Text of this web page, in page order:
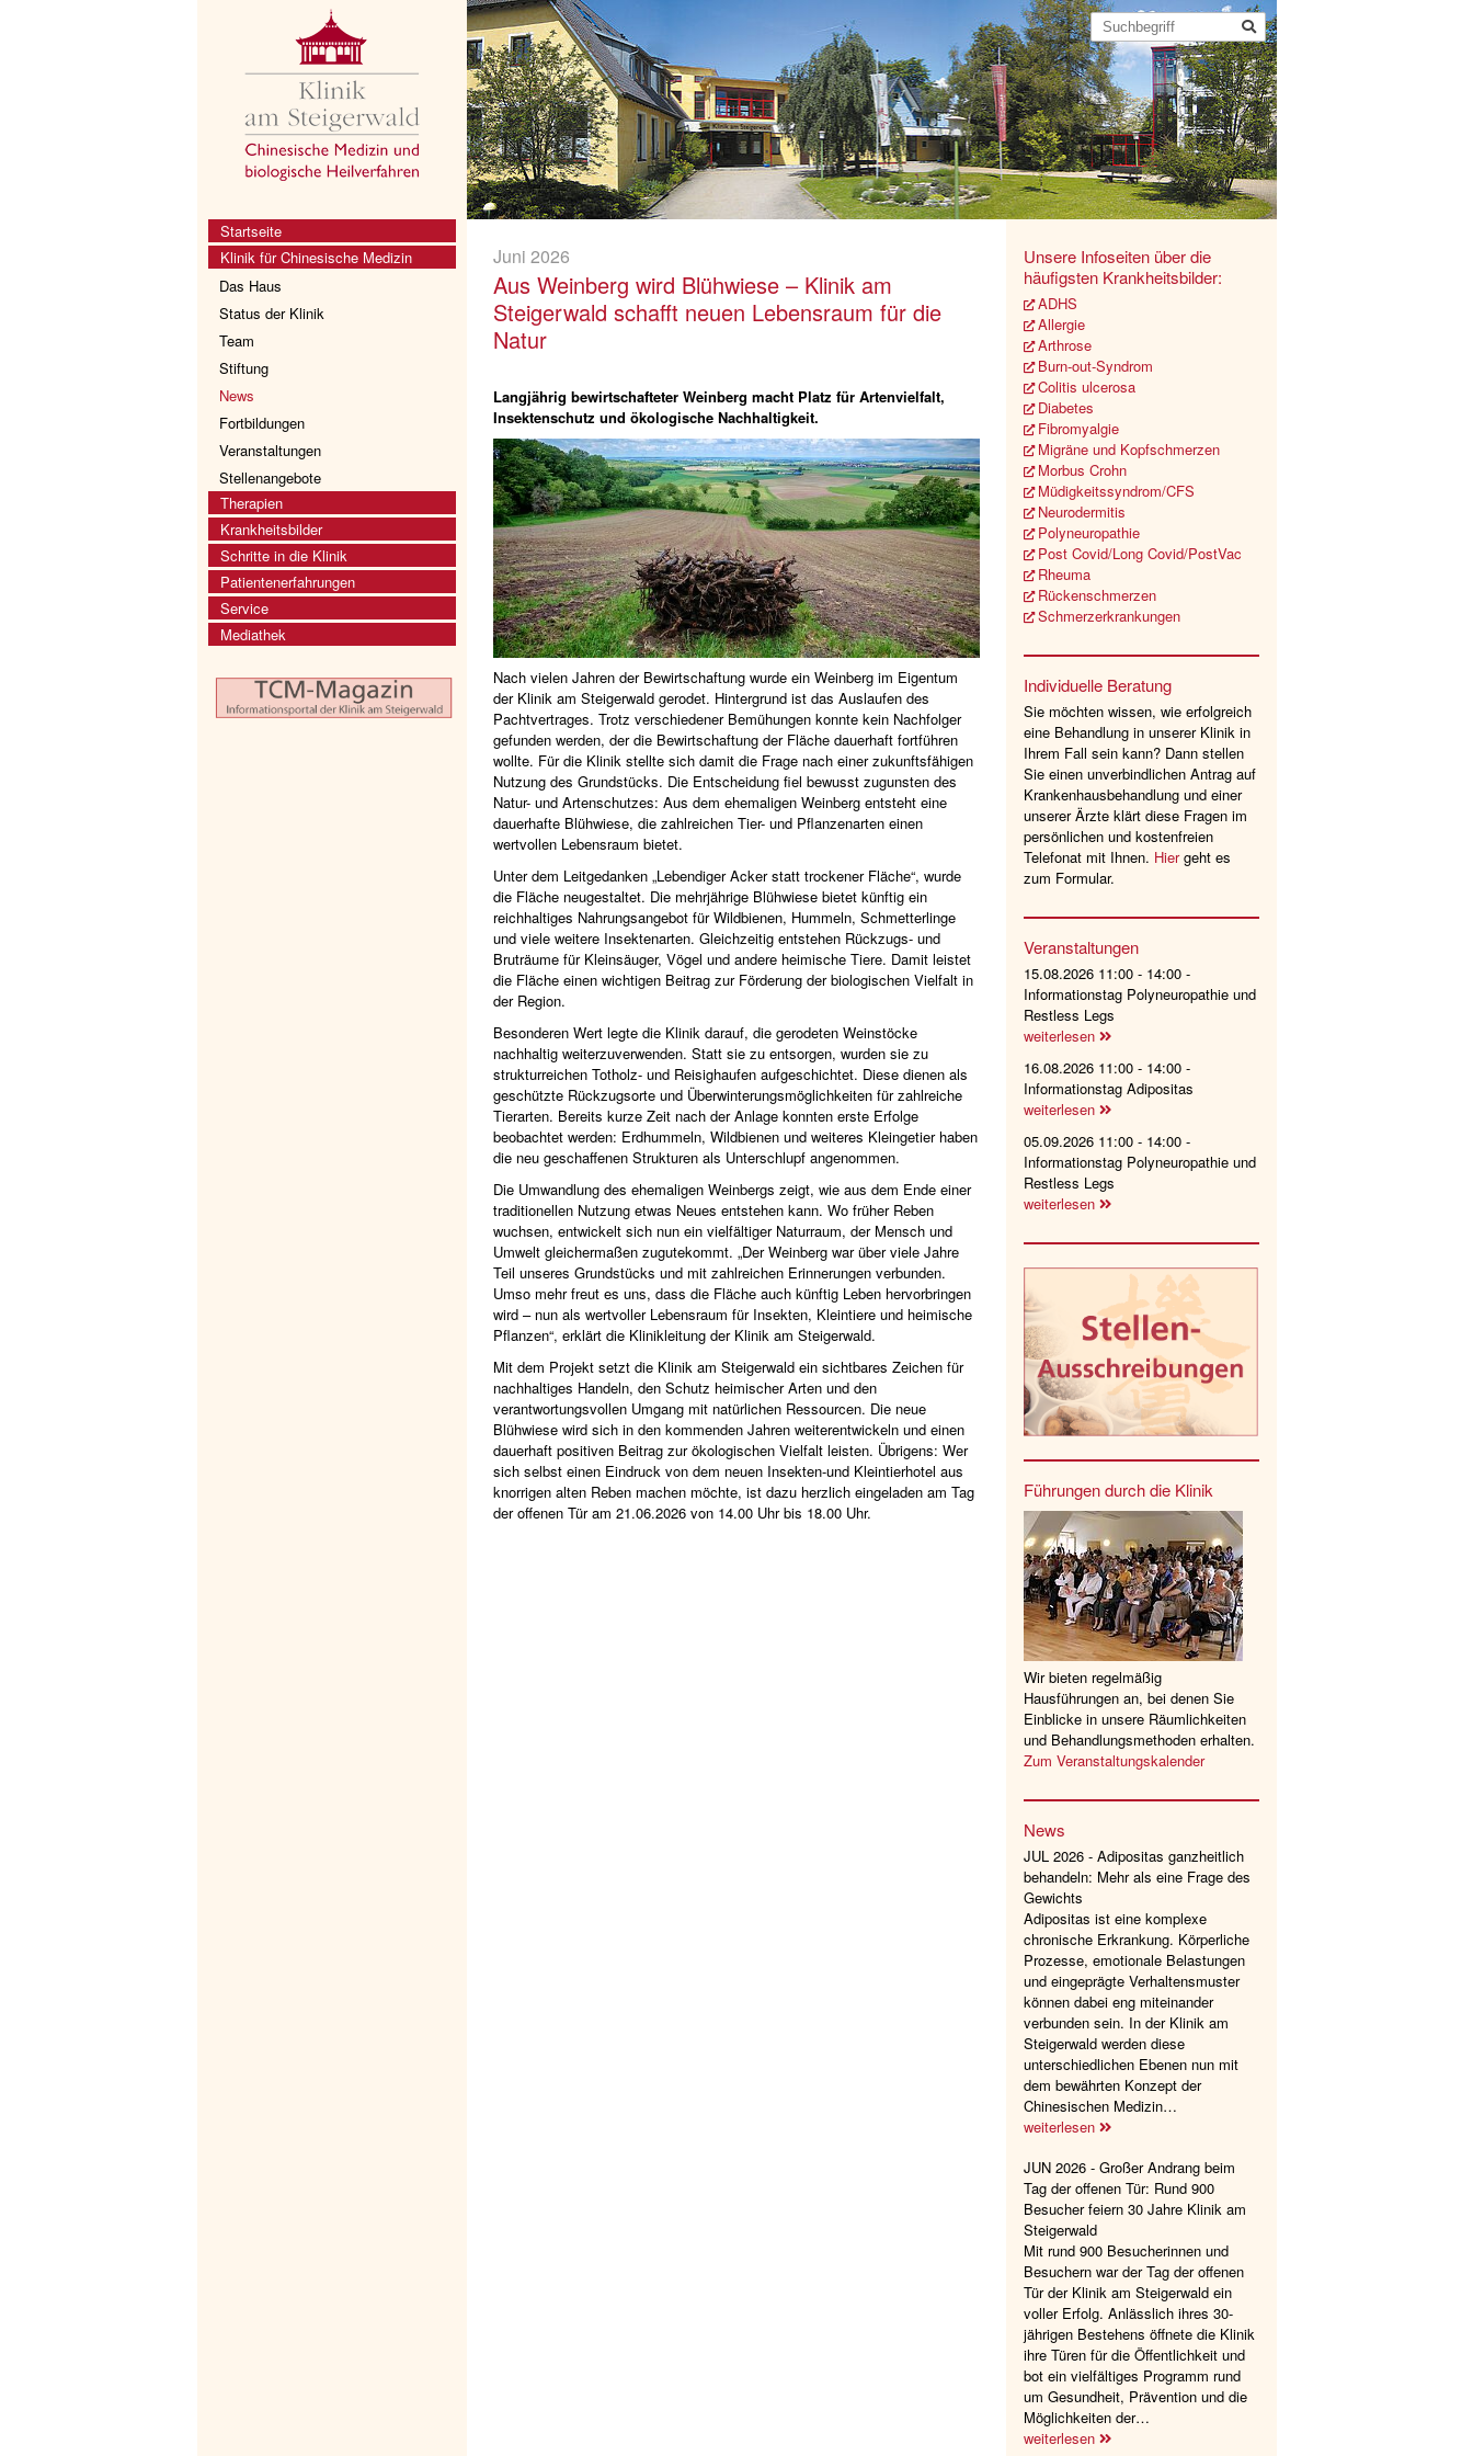
Startseite
Klinik für Chinesische Medizin
Das Haus
Status der Klinik
Team
Stiftung
News
Fortbildungen
Veranstaltungen
Stellenangebote
Therapien
Krankheitsbilder
Schritte in die Klinik
Patientenerfahrungen
Service
Mediathek
Juni 2026
Aus Weinberg wird Blühwiese – Klinik am
Steigerwald schafft neuen Lebensraum für die
Natur
Langjährig bewirtschafteter Weinberg macht Platz für Artenvielfalt,
Insektenschutz und ökologische Nachhaltigkeit.
Nach vielen Jahren der Bewirtschaftung wurde ein Weinberg im Eigentum
der Klinik am Steigerwald gerodet. Hintergrund ist das Auslaufen des
Pachtvertrages. Trotz verschiedener Bemühungen konnte kein Nachfolger
gefunden werden, der die Bewirtschaftung der Fläche dauerhaft fortführen
wollte. Für die Klinik stellte sich damit die Frage nach einer zukunftsfähigen
Nutzung des Grundstücks. Die Entscheidung fiel bewusst zugunsten des
Natur- und Artenschutzes: Aus dem ehemaligen Weinberg entsteht eine
dauerhafte Blühwiese, die zahlreichen Tier- und Pflanzenarten einen
wertvollen Lebensraum bietet.
Unter dem Leitgedanken „Lebendiger Acker statt trockener Fläche“, wurde
die Fläche neugestaltet. Die mehrjährige Blühwiese bietet künftig ein
reichhaltiges Nahrungsangebot für Wildbienen, Hummeln, Schmetterlinge
und viele weitere Insektenarten. Gleichzeitig entstehen Rückzugs- und
Bruträume für Kleinsäuger, Vögel und andere heimische Tiere. Damit leistet
die Fläche einen wichtigen Beitrag zur Förderung der biologischen Vielfalt in
der Region.
Besonderen Wert legte die Klinik darauf, die gerodeten Weinstöcke
nachhaltig weiterzuverwenden. Statt sie zu entsorgen, wurden sie zu
strukturreichen Totholz- und Reisighaufen aufgeschichtet. Diese dienen als
geschützte Rückzugsorte und Überwinterungsmöglichkeiten für zahlreiche
Tierarten. Bereits kurze Zeit nach der Anlage konnten erste Erfolge
beobachtet werden: Erdhummeln, Wildbienen und weiteres Kleingetier haben
die neu geschaffenen Strukturen als Unterschlupf angenommen.
Die Umwandlung des ehemaligen Weinbergs zeigt, wie aus dem Ende einer
traditionellen Nutzung etwas Neues entstehen kann. Wo früher Reben
wuchsen, entwickelt sich nun ein vielfältiger Naturraum, der Mensch und
Umwelt gleichermaßen zugutekommt. „Der Weinberg war über viele Jahre
Teil unseres Grundstücks und mit zahlreichen Erinnerungen verbunden.
Umso mehr freut es uns, dass die Fläche auch künftig Leben hervorbringen
wird – nun als wertvoller Lebensraum für Insekten, Kleintiere und heimische
Pflanzen“, erklärt die Klinikleitung der Klinik am Steigerwald.
Mit dem Projekt setzt die Klinik am Steigerwald ein sichtbares Zeichen für
nachhaltiges Handeln, den Schutz heimischer Arten und den
verantwortungsvollen Umgang mit natürlichen Ressourcen. Die neue
Blühwiese wird sich in den kommenden Jahren weiterentwickeln und einen
dauerhaft positiven Beitrag zur ökologischen Vielfalt leisten. Übrigens: Wer
sich selbst einen Eindruck von dem neuen Insekten-und Kleintierhotel aus
knorrigen alten Reben machen möchte, ist dazu herzlich eingeladen am Tag
der offenen Tür am 21.06.2026 von 14.00 Uhr bis 18.00 Uhr.
Unsere Infoseiten über die
häufigsten Krankheitsbilder:
ADHS
Allergie
Arthrose
Burn-out-Syndrom
Colitis ulcerosa
Diabetes
Fibromyalgie
Migräne und Kopfschmerzen
Morbus Crohn
Müdigkeitssyndrom/CFS
Neurodermitis
Polyneuropathie
Post Covid/Long Covid/PostVac
Rheuma
Rückenschmerzen
Schmerzerkrankungen
Individuelle Beratung
Sie möchten wissen, wie erfolgreich
eine Behandlung in unserer Klinik in
Ihrem Fall sein kann? Dann stellen
Sie einen unverbindlichen Antrag auf
Krankenhausbehandlung und einer
unserer Ärzte klärt diese Fragen im
persönlichen und kostenfreien
Telefonat mit Ihnen. Hiergeht es
zum Formular.
Veranstaltungen
15.08.2026 11:00 - 14:00 -
Informationstag Polyneuropathie und
Restless Legs
weiterlesen
16.08.2026 11:00 - 14:00 -
Informationstag Adipositas
weiterlesen
05.09.2026 11:00 - 14:00 -
Informationstag Polyneuropathie und
Restless Legs
weiterlesen
Führungen durch die Klinik
Wir bieten regelmäßig
Hausführungen an, bei denen Sie
Einblicke in unsere Räumlichkeiten
und Behandlungsmethoden erhalten.
Zum Veranstaltungskalender
News
JUL 2026 - Adipositas ganzheitlich
behandeln: Mehr als eine Frage des
Gewichts
Adipositas ist eine komplexe
chronische Erkrankung. Körperliche
Prozesse, emotionale Belastungen
und eingeprägte Verhaltensmuster
können dabei eng miteinander
verbunden sein. In der Klinik am
Steigerwald werden diese
unterschiedlichen Ebenen nun mit
dem bewährten Konzept der
Chinesischen Medizin…
weiterlesen
JUN 2026 - Großer Andrang beim
Tag der offenen Tür: Rund 900
Besucher feiern 30 Jahre Klinik am
Steigerwald
Mit rund 900 Besucherinnen und
Besuchern war der Tag der offenen
Tür der Klinik am Steigerwald ein
voller Erfolg. Anlässlich ihres 30-
jährigen Bestehens öffnete die Klinik
ihre Türen für die Öffentlichkeit und
bot ein vielfältiges Programm rund
um Gesundheit, Prävention und die
Möglichkeiten der…
weiterlesen